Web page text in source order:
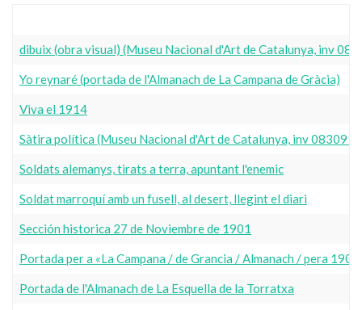
dibuix (obra visual) (Museu Nacional d'Art de Catalunya, inv
Yo reynaré (portada de l'Almanach de La Campana de Gràcia)
Viva el 1914
Sàtira política (Museu Nacional d'Art de Catalunya, inv
Soldats alemanys, tirats a terra, apuntant l'enemic
Soldat marroquí amb un fusell, al desert, llegint el diari
Sección historica 27 de Noviembre de 1901
Portada per a «La Campana / de Grancia / Almanach / pera
Portada de l'Almanach de La Esquella de la Torratxa